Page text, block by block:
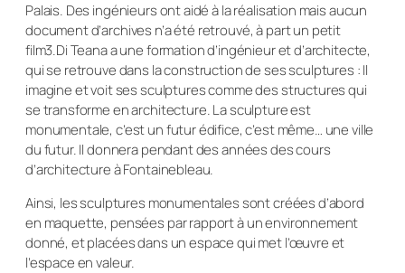
Palais. Des ingénieurs ont aidé à la réalisation mais aucun
document d’archives n’a été retrouvé, à part un petit
film3.Di Teana a une formation d’ingénieur et d’architecte,
qui se retrouve dans la construction de ses sculptures : Il
imagine et voit ses sculptures comme des structures qui
se transforme en architecture. La sculpture est
monumentale, c’est un futur édifice, c’est même… une ville
du futur. Il donnera pendant des années des cours
d’architecture à Fontainebleau.
Ainsi, les sculptures monumentales sont créées d’abord
en maquette, pensées par rapport à un environnement
donné, et placées dans un espace qui met l’œuvre et
l’espace en valeur.